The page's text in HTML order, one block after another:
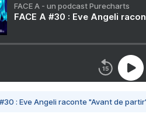
FACE A - un podcast Purecharts
FACE A #30 : Eve Angeli
#30 : Eve Angeli raconte "Avant de